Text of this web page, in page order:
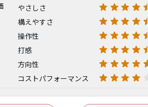
やさしさ
構えやすさ
操作性
打感
方向性
コストパフォーマンス